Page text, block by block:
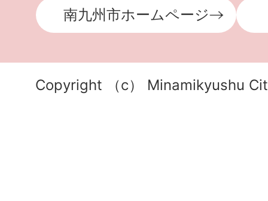
南九州市ホームページ
Copyright （c） Minamikyushu